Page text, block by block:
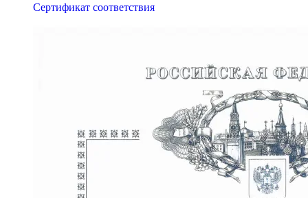
Сертификат соответствия